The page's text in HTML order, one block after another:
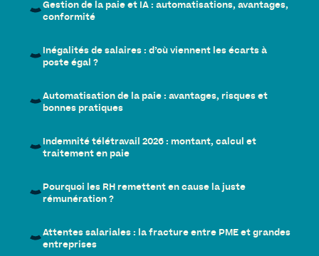
Gestion de la paie et IA : automatisations, avantages,
conformité
Inégalités de salaires : d’où viennent les écarts à
poste égal ?
Automatisation de la paie : avantages, risques et
bonnes pratiques
Indemnité télétravail 2026 : montant, calcul et
traitement en paie
Pourquoi les RH remettent en cause la juste
rémunération ?
Attentes salariales : la fracture entre PME et grandes
entreprises